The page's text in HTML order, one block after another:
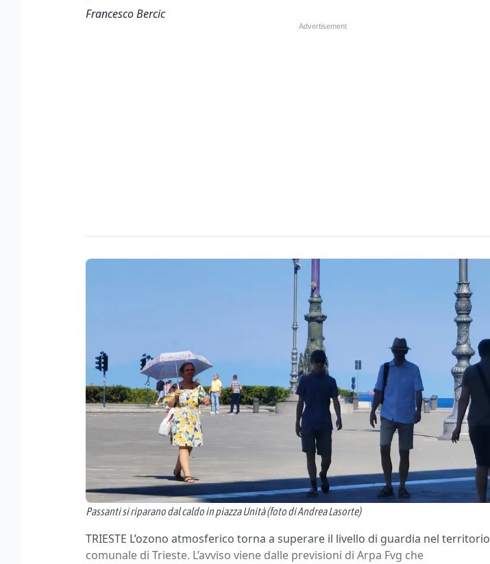
Francesco Bercic
Passanti si riparano dal caldo in piazza Unità (foto di Andrea Lasorte)
TRIESTE L’ozono atmosferico torna a superare il livello di guardia nel territorio
comunale di Trieste. L’avviso viene dalle previsioni di Arpa Fvg che